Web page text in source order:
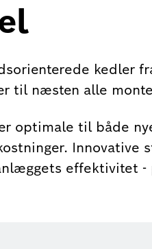
kedler
til næsten alle
optimale til både
Innovative
effektivitet